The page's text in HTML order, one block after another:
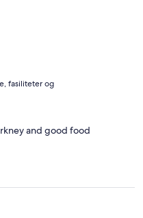
fasiliteter og
and good food